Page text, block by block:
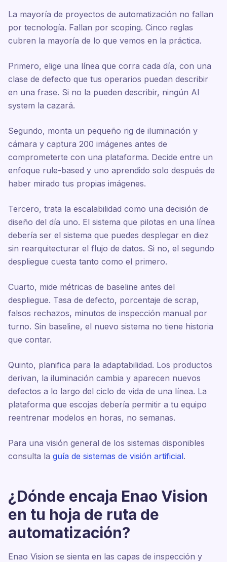
La mayoría de proyectos de automatización no fallan
por tecnología. Fallan por scoping. Cinco reglas
cubren la mayoría de lo que vemos en la práctica.
Primero, elige una línea que corra cada día, con una
clase de defecto que tus operarios puedan describir
en una frase. Si no la pueden describir, ningún AI
system la cazará.
Segundo, monta un pequeño rig de iluminación y
cámara y captura 200 imágenes antes de
comprometerte con una plataforma. Decide entre un
enfoque rule-based y uno aprendido solo después de
haber mirado tus propias imágenes.
Tercero, trata la escalabilidad como una decisión de
diseño del día uno. El sistema que pilotas en una línea
debería ser el sistema que puedes desplegar en diez
sin rearquitecturar el flujo de datos. Si no, el segundo
despliegue cuesta tanto como el primero.
Cuarto, mide métricas de baseline antes del
despliegue. Tasa de defecto, porcentaje de scrap,
falsos rechazos, minutos de inspección manual por
turno. Sin baseline, el nuevo sistema no tiene historia
que contar.
Quinto, planifica para la adaptabilidad. Los productos
derivan, la iluminación cambia y aparecen nuevos
defectos a lo largo del ciclo de vida de una línea. La
plataforma que escojas debería permitir a tu equipo
reentrenar modelos en horas, no semanas.
Para una visión general de los sistemas disponibles
consulta la guía de sistemas de visión artificial.
¿Dónde encaja Enao Vision
en tu hoja de ruta de
automatización?
Enao Vision se sienta en las capas de inspección y